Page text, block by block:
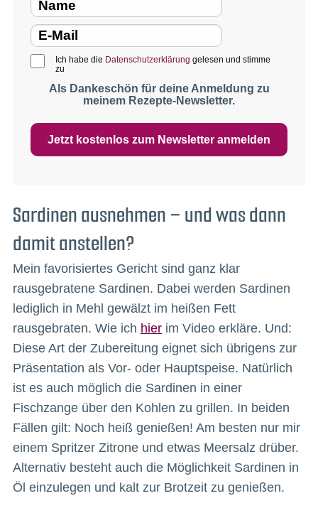
Ich habe die Datenschutzerklärung gelesen und stimme
zu
Als Dankeschön für deine Anmeldung zu
meinem Rezepte-Newsletter.
Jetzt kostenlos zum Newsletter anmelden
Sardinen ausnehmen – und was dann
damit anstellen?
Mein favorisiertes Gericht sind ganz klar
rausgebratene Sardinen. Dabei werden Sardinen
lediglich in Mehl gewälzt im heißen Fett
rausgebraten. Wie ich hierim Video erkläre. Und:
Diese Art der Zubereitung eignet sich übrigens zur
Präsentation als Vor- oder Hauptspeise. Natürlich
ist es auch möglich die Sardinen in einer
Fischzange über den Kohlen zu grillen. In beiden
Fällen gilt: Noch heiß genießen! Am besten nur mir
einem Spritzer Zitrone und etwas Meersalz drüber.
Alternativ besteht auch die Möglichkeit Sardinen in
Öl einzulegen und kalt zur Brotzeit zu genießen.